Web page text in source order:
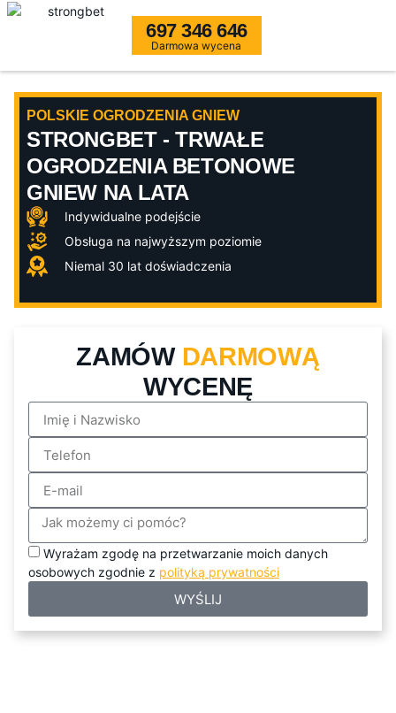
697 346 646
Darmowa wycena
POLSKIE OGRODZENIA GNIEW
STRONGBET - TRWAŁE
OGRODZENIA BETONOWE
GNIEW NA LATA
Indywidualne podejście
Obsługa na najwyższym poziomie
Niemal 30 lat doświadczenia
ZAMÓW DARMOWĄ
WYCENĘ
Wyrażam zgodę na przetwarzanie moich danych
osobowych zgodnie z polityką prywatności
WYŚLIJ